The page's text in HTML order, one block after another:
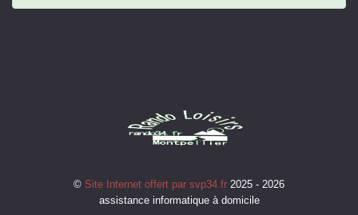
© Site Internet offert par svp34.fr 2025 - 2026
assistance informatique à domicile